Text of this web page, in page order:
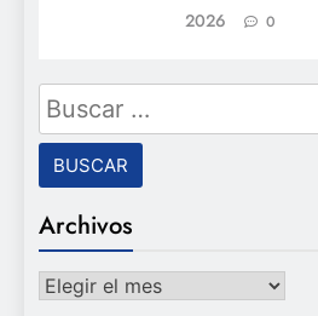
2026
0
Buscar:
Archivos
Archivos